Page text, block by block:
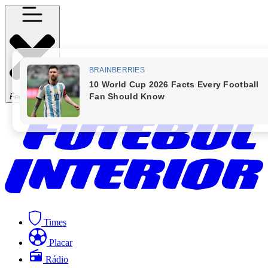
Fechar Menu
Times
Placar
Rádio